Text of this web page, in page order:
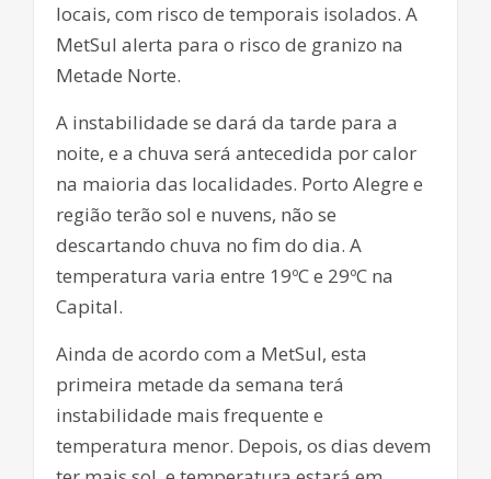
locais, com risco de temporais isolados. A
MetSul alerta para o risco de granizo na
Metade Norte.
A instabilidade se dará da tarde para a
noite, e a chuva será antecedida por calor
na maioria das localidades. Porto Alegre e
região terão sol e nuvens, não se
descartando chuva no fim do dia. A
temperatura varia entre 19ºC e 29ºC na
Capital.
Ainda de acordo com a MetSul, esta
primeira metade da semana terá
instabilidade mais frequente e
temperatura menor. Depois, os dias devem